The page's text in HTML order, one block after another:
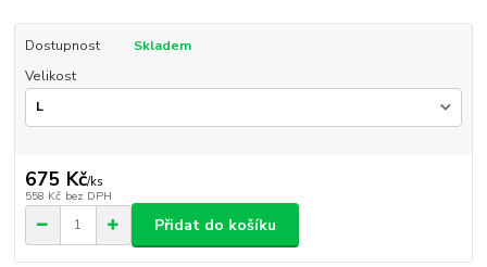
Dostupnost
Skladem
Velikost
675 Kč/ks
558 Kč bez DPH
Přidat do košíku